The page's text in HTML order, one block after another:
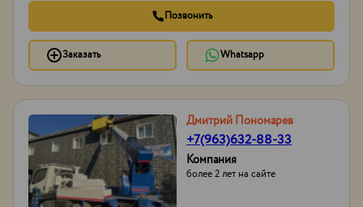
Позвонить
Заказать Whatsapp
Дмитрий Пономарев
+7(963)632-88-33
Компания
более 2 лет на сайте